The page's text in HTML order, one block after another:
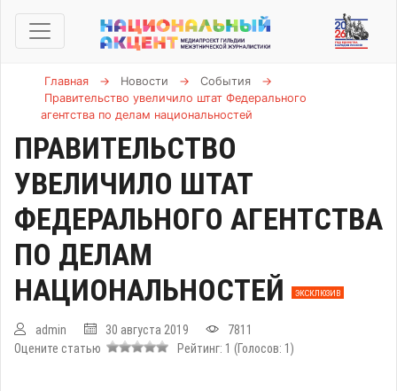
Главная → Новости → События
→
Правительство увеличило штат Федерального
агентства по делам национальностей
ПРАВИТЕЛЬСТВО
УВЕЛИЧИЛО ШТАТ
ФЕДЕРАЛЬНОГО АГЕНТСТВА
ПО ДЕЛАМ
НАЦИОНАЛЬНОСТЕЙ
ЭКСКЛЮЗИВ
admin 30 августа 2019
7811
Оцените статью
Рейтинг: 1 (Голосов: 1 )